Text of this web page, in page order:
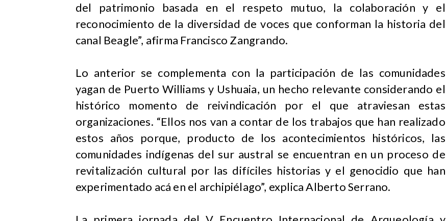
del patrimonio basada en el respeto mutuo, la colaboración y el
reconocimiento de la diversidad de voces que conforman la historia del
canal Beagle”, afirma Francisco Zangrando.
Lo anterior se complementa con la participación de las comunidades
yagan de Puerto Williams y Ushuaia, un hecho relevante considerando el
histórico momento de reivindicación por el que atraviesan estas
organizaciones. “Ellos nos van a contar de los trabajos que han realizado
estos años porque, producto de los acontecimientos históricos, las
comunidades indígenas del sur austral se encuentran en un proceso de
revitalización cultural por las difíciles historias y el genocidio que han
experimentado acá en el archipiélago”, explica Alberto Serrano.